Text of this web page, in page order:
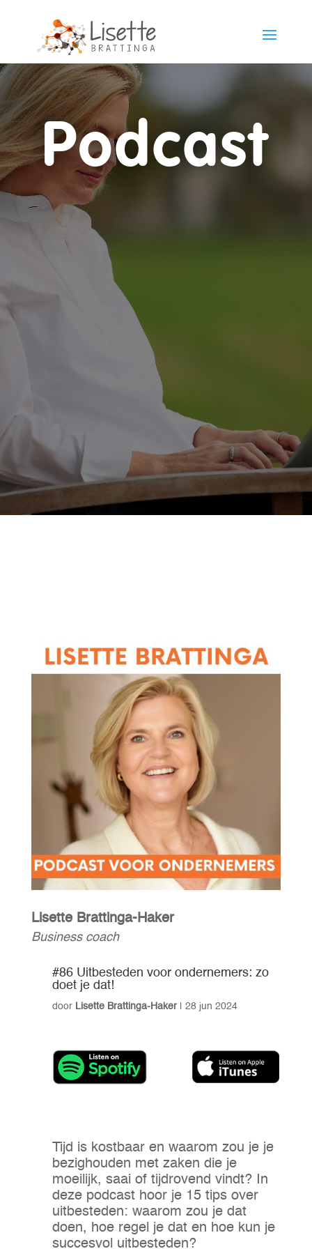
Podcast
Lisette Brattinga-Haker
Business coach
#86 Uitbesteden voor ondernemers: zo
doet je dat!
door Lisette Brattinga-Haker| 28 jun 2024
Tijd is kostbaar en waarom zou je je
bezighouden met zaken die je
moeilijk, saai of tijdrovend vindt? In
deze podcast hoor je 15 tips over
uitbesteden: waarom zou je dat
doen, hoe regel je dat en hoe kun je
succesvol uitbesteden?